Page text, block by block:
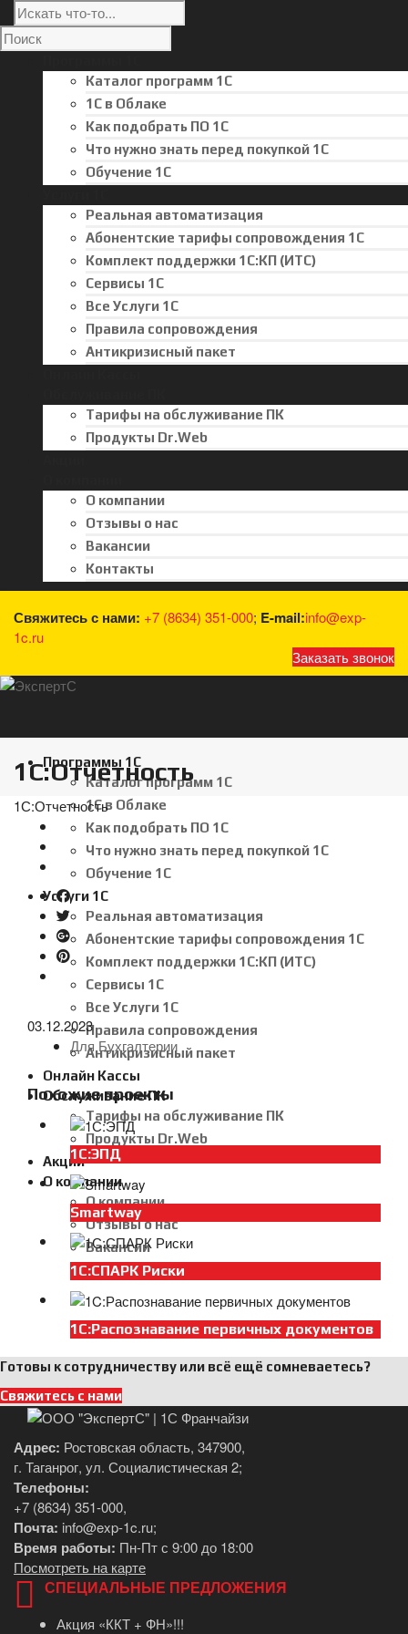
Каталог программ 1С
1С в Облаке
Как подобрать ПО 1С
Что нужно знать перед покупкой 1С
Обучение 1С
Реальная автоматизация
Абонентские тарифы сопровождения 1С
Комплект поддержки 1С:КП (ИТС)
Сервисы 1С
Все Услуги 1С
Правила сопровождения
Антикризисный пакет
Тарифы на обслуживание ПК
Продукты Dr.Web
О компании
Отзывы о нас
Вакансии
Контакты
Свяжитесь с нами: +7 (8634) 351-000; E-mail:info@exp-
1c.ru
Заказать звонок
Программы 1С
Каталог программ 1С
1С в Облаке
Как подобрать ПО 1С
Что нужно знать перед покупкой 1С
Обучение 1С
Услуги 1С
Реальная автоматизация
Абонентские тарифы сопровождения 1С
Комплект поддержки 1С:КП (ИТС)
Сервисы 1С
Все Услуги 1С
Правила сопровождения
Антикризисный пакет
Онлайн Кассы
Обслуживание ПК
Тарифы на обслуживание ПК
Продукты Dr.Web
Акции
О компании
О компании
Отзывы о нас
Вакансии
Контакты
1С:Отчетность
1С:Отчетность
03.12.2023
Для Бухгалтерии
Похожие проекты
1С:ЭПД
Smartway
1С:СПАРК Риски
1C:Распознавание первичных документов
Готовы к сотрудничеству или всё ещё сомневаетесь?
Свяжитесь с нами
Адрес: Ростовская область, 347900,
г. Таганрог, ул. Социалистическая 2;
Телефоны:
+7 (8634) 351-000,
Почта: info@exp-1c.ru;
Время работы: Пн-Пт с 9:00 до 18:00
Посмотреть на карте
СПЕЦИАЛЬНЫЕ ПРЕДЛОЖЕНИЯ
Акция «ККТ + ФН»!!!